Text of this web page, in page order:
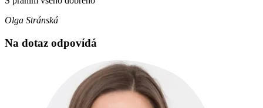
Olga Stránská
Na dotaz odpovídá